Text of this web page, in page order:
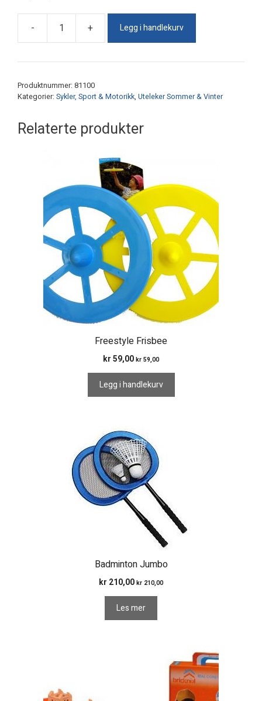
-
Ballnett
+ Legg i handlekurv
Produktnummer: 81100
Kategorier: Sykler, Sport & Motorikk Uteleker Sommer & Vinter
Relaterte produkter
Freestyle Frisbee
kr 59,00 kr 59,00
Legg i handlekurv
Badminton Jumbo
kr 210,00 kr 210,00
Les mer